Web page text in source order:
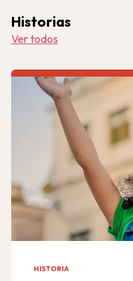
Historias
Ver todos
HISTORIA